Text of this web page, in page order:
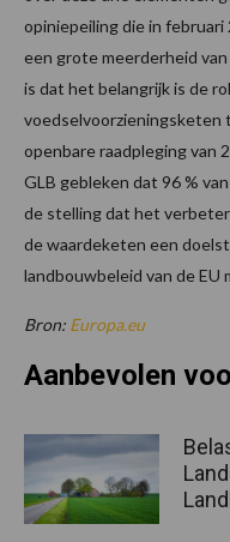
opiniepeiling die in
een grote meerderheid
is dat het belangrijk is de
voedselvoorzieningsketen
openbare raadpleging van
GLB gebleken dat 96 %
de stelling dat het
de waardeketen een
landbouwbeleid van de EU
Bron: Europa.eu
Aanbevolen